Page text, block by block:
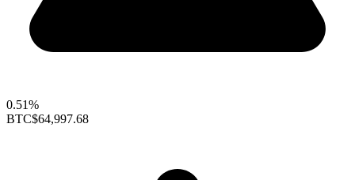
0.51%
BTC$64,997.68